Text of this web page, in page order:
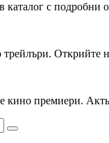
каталог с подробни
трейлъри.
кино премиери.